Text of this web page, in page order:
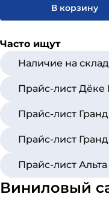
В корзину
Часто ищут
Наличие на
Прайс-лист
Прайс-лист
Прайс-лист
Прайс-лист
Виниловый